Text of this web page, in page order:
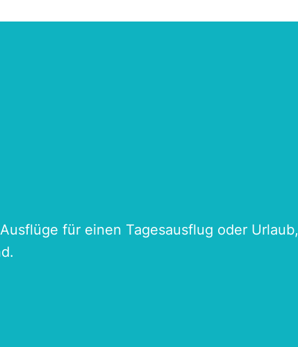
für einen Tagesausflug oder Urlaub,